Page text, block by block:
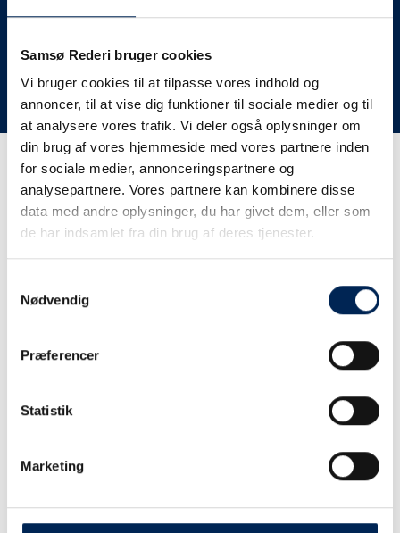
Samsø Rederi bruger cookies
Vi bruger cookies til at tilpasse vores indhold og
annoncer, til at vise dig funktioner til sociale medier og til
at analysere vores trafik. Vi deler også oplysninger om
din brug af vores hjemmeside med vores partnere inden
for sociale medier, annonceringspartnere og
analysepartnere. Vores partnere kan kombinere disse
data med andre oplysninger, du har givet dem, eller som
de har indsamlet fra din brug af deres tjenester.
Nødvendig
Præferencer
Statistik
Marketing
her på siden og ikke ringe eller skrive til os, da vi ikke
har mere at fortælle end I kan læse her.
Vi takker for jeres forståelse.
Få trafikinformation på
sms
tjekke vores hjemmeside eller ringe til os.